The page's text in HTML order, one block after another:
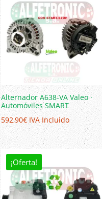
324,50€.270,00€.
Alternador A638-VA Valeo ·
Automóviles SMART
592,90€ IVA Incluido
¡Oferta!